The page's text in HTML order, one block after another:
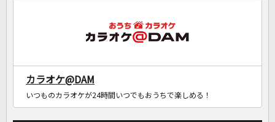
カラオケ@DAM
いつものカラオケが24時間いつでもおうちで楽しめる！